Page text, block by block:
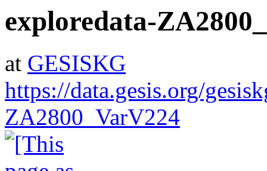
exploredata-
at GESISKG
https://data.gesis.org/
ZA2800_VarV224